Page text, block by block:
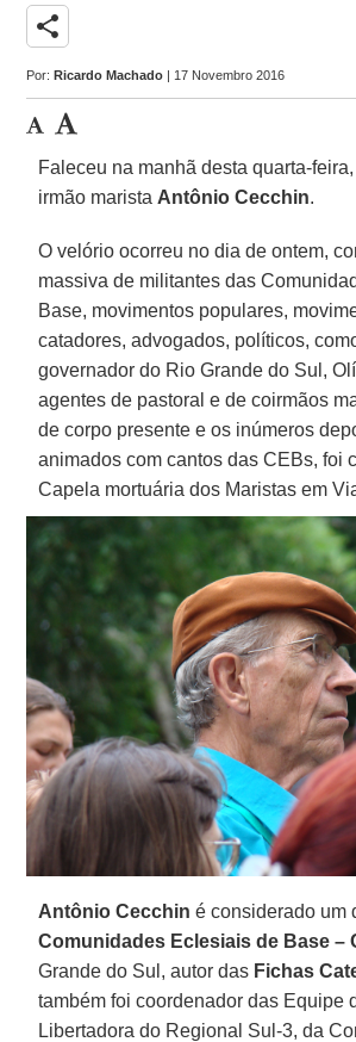
share
Por:Ricardo Machado | 17 Novembro 2016
Faleceu na manhã desta quarta-
irmão marista Antônio Cecchin.
O velório ocorreu no dia de ontem,
massiva de militantes das
Base, movimentos populares,
catadores, advogados, políticos,
governador do Rio Grande do Sul,
agentes de pastoral e de coirmãos
de corpo presente e os inúmeros
animados com cantos das CEBs, foi
Capela mortuária dos Maristas em
Antônio Cecchin é considerado um
Comunidades Eclesiais de Base –
Grande do Sul, autor das Fichas
também foi coordenador das Equipe
Libertadora do Regional Sul-3, da